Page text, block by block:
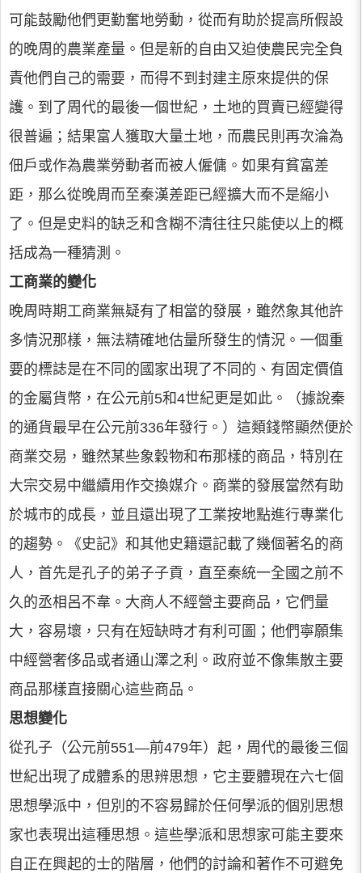
可能鼓勵他們更勤奮地勞動，從而有助於提高所假設
的晚周的農業產量。但是新的自由又迫使農民完全負
責他們自己的需要，而得不到封建主原來提供的保
護。到了周代的最後一個世紀，土地的買賣已經變得
很普遍；結果富人獲取大量土地，而農民則再次淪為
佃戶或作為農業勞動者而被人僱傭。如果有貧富差
距，那么從晚周而至秦漢差距已經擴大而不是縮小
了。但是史料的缺乏和含糊不清往往只能使以上的概
括成為一種猜測。
工商業的變化
晚周時期工商業無疑有了相當的發展，雖然象其他許
多情況那樣，無法精確地估量所發生的情況。一個重
要的標誌是在不同的國家出現了不同的、有固定價值
的金屬貨幣，在公元前5和4世紀更是如此。（據說秦
的通貨最早在公元前336年發行。）這類錢幣顯然便於
商業交易，雖然某些象穀物和布那樣的商品，特別在
大宗交易中繼續用作交換媒介。商業的發展當然有助
於城市的成長，並且還出現了工業按地點進行專業化
的趨勢。《史記》和其他史籍還記載了幾個著名的商
人，首先是孔子的弟子子貢，直至秦統一全國之前不
久的丞相呂不韋。大商人不經營主要商品，它們量
大，容易壞，只有在短缺時才有利可圖；他們寧願集
中經營奢侈品或者通山澤之利。政府並不像集散主要
商品那樣直接關心這些商品。
思想變化
從孔子（公元前551—前479年）起，周代的最後三個
世紀出現了成體系的思辨思想，它主要體現在六七個
思想學派中，但別的不容易歸於任何學派的個別思想
家也表現出這種思想。這些學派和思想家可能主要來
自正在興起的士的階層，他們的討論和著作不可避免